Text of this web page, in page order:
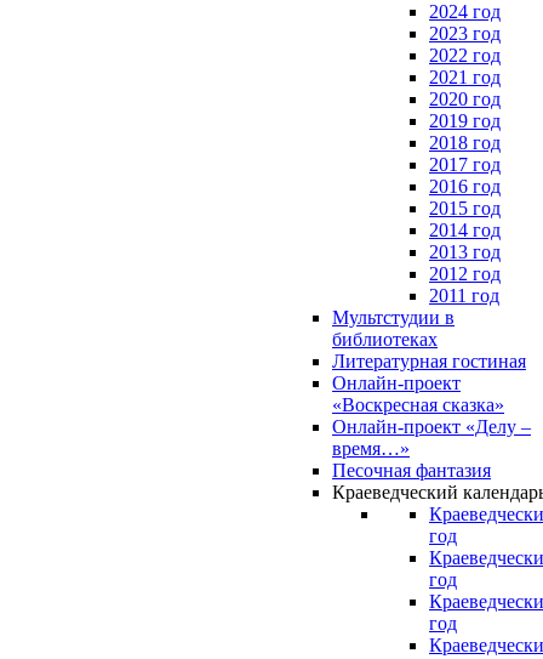
2024 год
2023 год
2022 год
2021 год
2020 год
2019 год
2018 год
2017 год
2016 год
2015 год
2014 год
2013 год
2012 год
2011 год
Мультстудии в
библиотеках
Литературная гостиная
Онлайн-проект
«Воскресная сказка»
Онлайн-проект «Делу –
время…»
Песочная фантазия
Краеведческий
год
год
год